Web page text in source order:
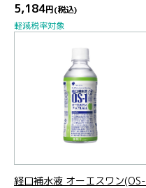
5,184円(税込)
軽減税率対象
経口補水液 オーエスワン(OS-